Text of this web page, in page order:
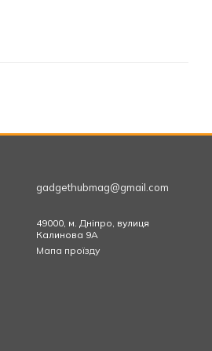
gadgethubmag@gmail.com
49000, м. Дніпро, вулиця
Калинова 9А
Мапа проїзду